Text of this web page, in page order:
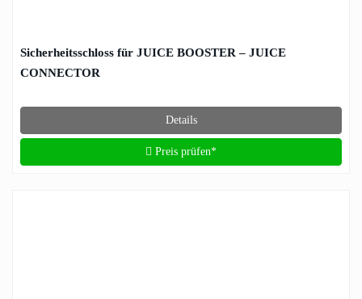
Sicherheitsschloss für JUICE BOOSTER – JUICE
CONNECTOR
Details
Preis prüfen*